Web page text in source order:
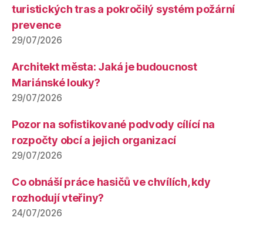
turistických tras a pokročilý systém požární
prevence
29/07/2026
Architekt města: Jaká je budoucnost
Mariánské louky?
29/07/2026
Pozor na sofistikované podvody cílící na
rozpočty obcí a jejich organizací
29/07/2026
Co obnáší práce hasičů ve chvílích, kdy
rozhodují vteřiny?
24/07/2026